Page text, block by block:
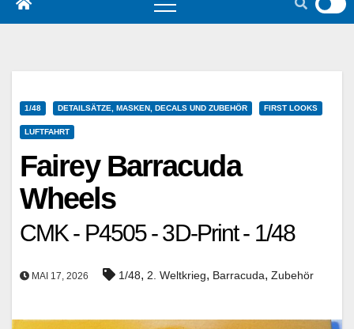
1/48 DETAILSÄTZE, MASKEN, DECALS UND ZUBEHÖR FIRST LOOKS
LUFTFAHRT
Fairey Barracuda
Wheels
CMK - P4505 - 3D-Print - 1/48
MAI 17, 2026 1/48, 2. Weltkrieg, Barracuda, Zubehör